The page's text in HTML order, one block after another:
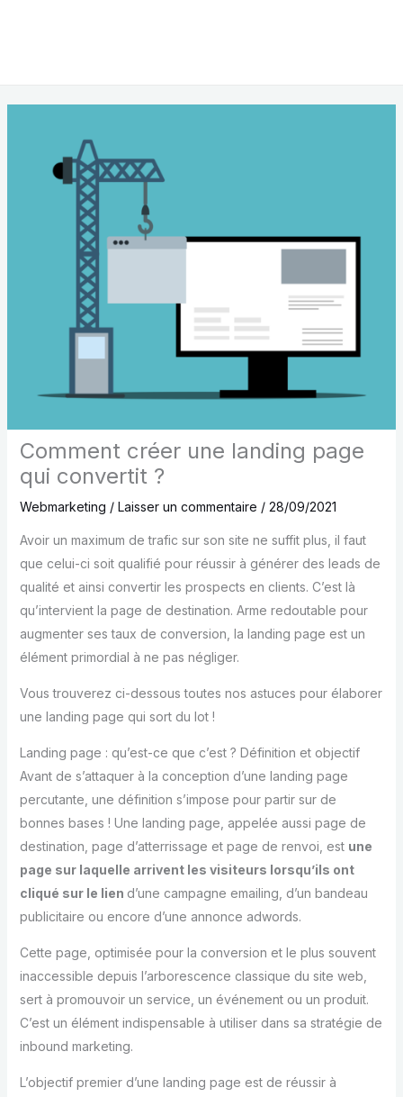
Comment créer une landing page
qui convertit ?
Webmarketing / Laisser un commentaire / 28/09/2021
Avoir un maximum de trafic sur son site ne suffit plus, il faut
que celui-ci soit qualifié pour réussir à générer des leads de
qualité et ainsi convertir les prospects en clients. C’est là
qu’intervient la page de destination. Arme redoutable pour
augmenter ses taux de conversion, la landing page est un
élément primordial à ne pas négliger.
Vous trouverez ci-dessous toutes nos astuces pour élaborer
une landing page qui sort du lot !
Landing page : qu’est-ce que c’est ? Définition et objectif
Avant de s’attaquer à la conception d’une landing page
percutante, une définition s’impose pour partir sur de
bonnes bases ! Une landing page, appelée aussi page de
destination, page d’atterrissage et page de renvoi, est une
page sur laquelle arrivent les visiteurs lorsqu’ils ont
cliqué sur le lien d’une campagne emailing, d’un bandeau
publicitaire ou encore d’une annonce adwords.
Cette page, optimisée pour la conversion et le plus souvent
inaccessible depuis l’arborescence classique du site web,
sert à promouvoir un service, un événement ou un produit.
C’est un élément indispensable à utiliser dans sa stratégie de
inbound marketing.
L’objectif premier d’une landing page est de réussir à